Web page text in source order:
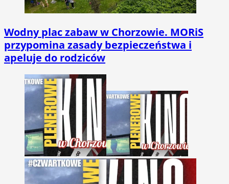
Wodny plac zabaw w Chorzowie. MORiS
przypomina zasady bezpieczeństwa i
apeluje do rodziców